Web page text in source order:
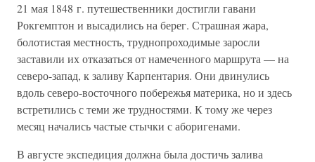
21 мая 1848 г. путешественники достигли гавани
Рокгемптон и высадились на берег. Страшная жара,
болотистая местность, труднопроходимые заросли
заставили их отказаться от намеченного маршрута — на
северо-запад, к заливу Карпентария. Они двинулись
вдоль северо-восточного побережья материка, но и здесь
встретились с теми же трудностями. К тому же через
месяц начались частые стычки с аборигенами.
В августе экспедиция должна была достичь залива